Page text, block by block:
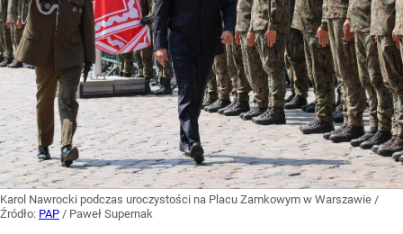
Karol Nawrocki podczas uroczystości na Placu Zamkowym w Warszawie /
Źródło: PAP / Paweł Supernak